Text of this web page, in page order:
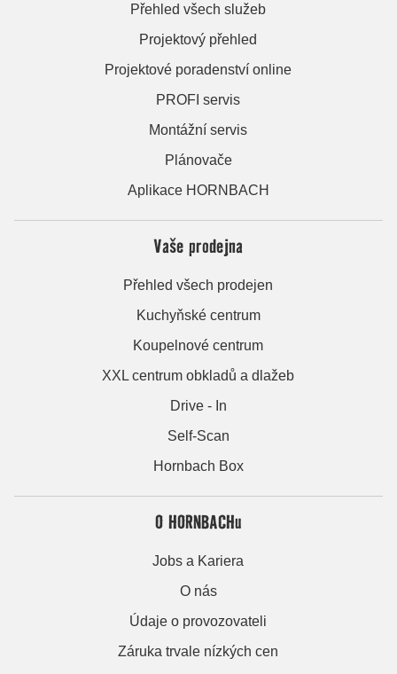
Přehled všech služeb
Projektový přehled
Projektové poradenství online
PROFI servis
Montážní servis
Plánovače
Aplikace HORNBACH
Vaše prodejna
Přehled všech prodejen
Kuchyňské centrum
Koupelnové centrum
XXL centrum obkladů a dlažeb
Drive - In
Self-Scan
Hornbach Box
O HORNBACHu
Jobs a Kariera
O nás
Údaje o provozovateli
Záruka trvale nízkých cen